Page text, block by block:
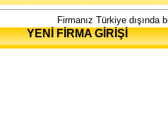
Firmanız Türkiye
YENİ FİRMA GİRİŞİ